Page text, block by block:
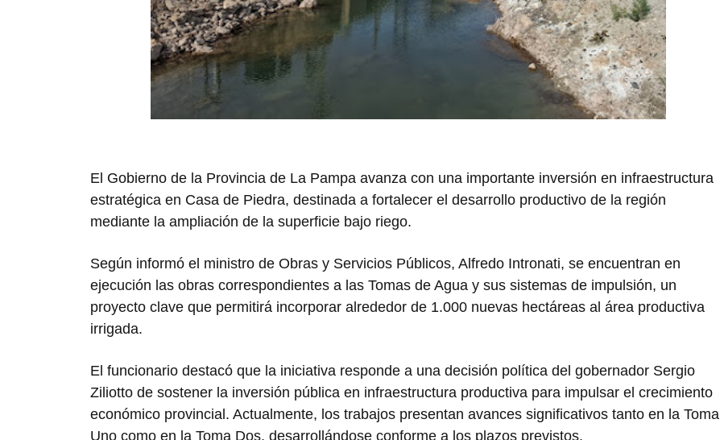
El Gobierno de la Provincia de La Pampa avanza con una importante inversión en infraestructura
estratégica en Casa de Piedra, destinada a fortalecer el desarrollo productivo de la región
mediante la ampliación de la superficie bajo riego.
Según informó el ministro de Obras y Servicios Públicos, Alfredo Intronati, se encuentran en
ejecución las obras correspondientes a las Tomas de Agua y sus sistemas de impulsión, un
proyecto clave que permitirá incorporar alrededor de 1.000 nuevas hectáreas al área productiva
irrigada.
El funcionario destacó que la iniciativa responde a una decisión política del gobernador Sergio
Ziliotto de sostener la inversión pública en infraestructura productiva para impulsar el crecimiento
económico provincial. Actualmente, los trabajos presentan avances significativos tanto en la Toma
Uno como en la Toma Dos, desarrollándose conforme a los plazos previstos.